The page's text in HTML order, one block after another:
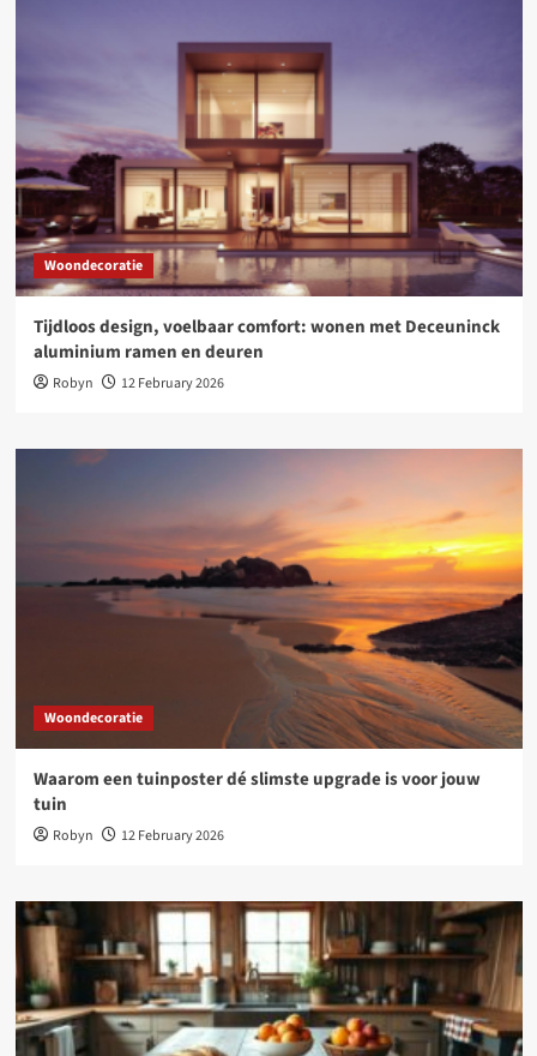
Woondecoratie
Tijdloos design, voelbaar comfort: wonen met Deceuninck
aluminium ramen en deuren
Robyn 12 February 2026
Woondecoratie
Waarom een tuinposter dé slimste upgrade is voor jouw
tuin
Robyn 12 February 2026